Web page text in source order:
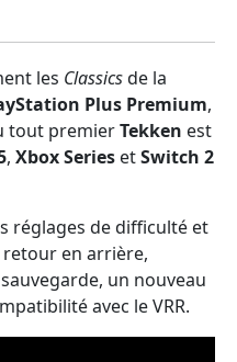
les Classicsde la
Plus Premium,
tout premierTekken est
, Xbox Series etSwitch 2
réglages de difficulté et
en arrière,
un nouveau
avec le VRR.